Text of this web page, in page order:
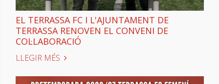
EL TERRASSA FC I L'AJUNTAMENT DE
TERRASSA RENOVEN EL CONVENI DE
COL·LABORACIÓ
LLEGIR MÉS